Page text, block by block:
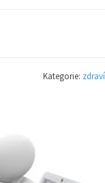
Kategorie: zdraví